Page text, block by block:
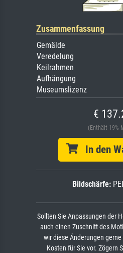
Zusammenfassung
Gemälde
Veredelung
Keilrahmen
Aufhängung
Museumslizenz
€
(Enthält 19%
In den
Bildschärfe:
Sollten Sie Anpassungen der
auch einen Zuschnitt des
wir diese Änderungen
Kosten für Sie vor. Zögern